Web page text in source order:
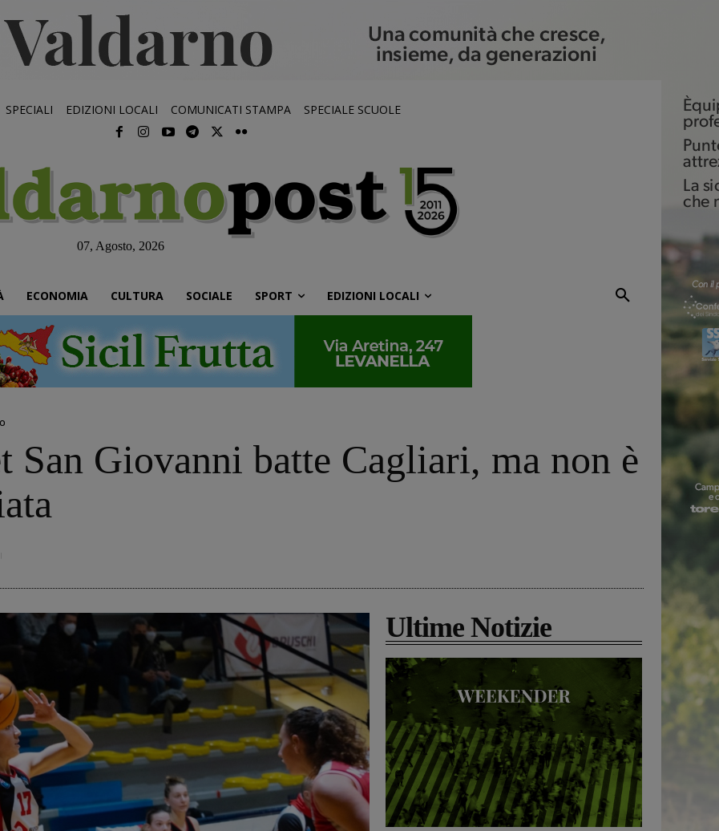
SPECIALI EDIZIONI LOCALI COMUNICATI STAMPA SPECIALE SCUOLE
07, Agosto, 2026
ECONOMIA CULTURA SOCIALE SPORT EDIZIONI LOCALI
San Giovanni batte Cagliari, ma non è
Ultime Notizie